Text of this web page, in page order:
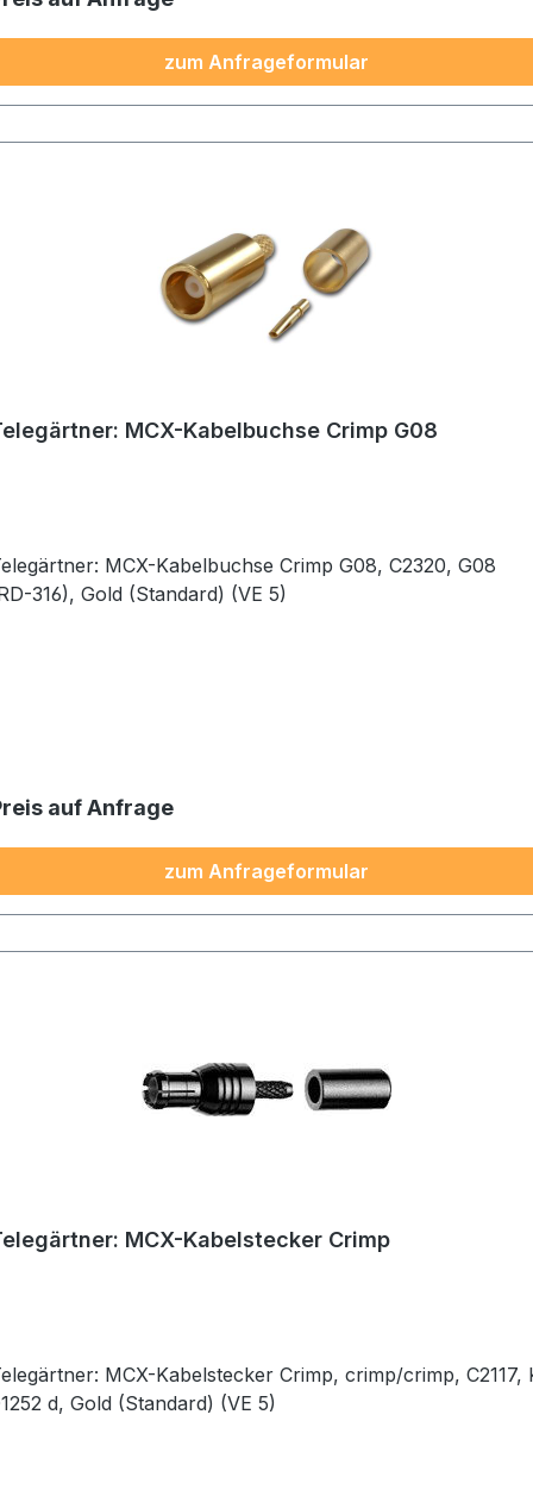
zum Anfrageformular
MCX-Kabelbuchse Crimp G08
MCX-Kabelbuchse Crimp G08, C2320, G08
316), Gold (Standard) (VE 5)
auf Anfrage
zum Anfrageformular
MCX-Kabelstecker Crimp
MCX-Kabelstecker Crimp, crimp/crimp, C2117, K
d, Gold (Standard) (VE 5)